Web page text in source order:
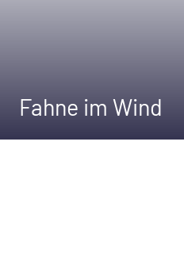
Fahne im Wind